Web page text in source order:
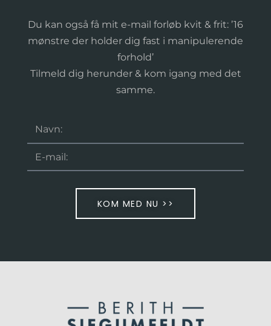
Du kan også få mit e-mail forløb kvit & frit: ’16
mønstre der holder dig fast i manipulerende
forhold’
Tilmeld dig herunder & kom igang med det
samme.
KOM MED NU >>